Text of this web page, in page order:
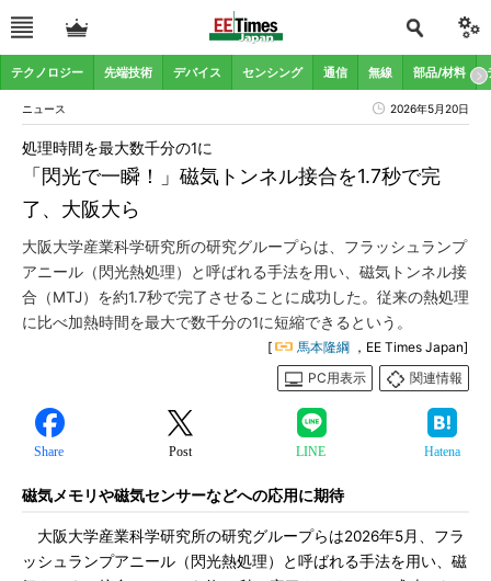
テクノロジー 先端技術 デバイス センシング 通信 無線 部品/材料
ニュース 2026年5月20日
「閃光で一瞬！」磁気トンネル接合を1.7秒で完
了、大阪大ら
処理時間を最大数千分の1に
大阪大学産業科学研究所の研究グループらは、フラッシュランプ
アニール（閃光熱処理）と呼ばれる手法を用い、磁気トンネル接
合（MTJ）を約1.7秒で完了させることに成功した。従来の熱処理
に比べ加熱時間を最大で数千分の1に短縮できるという。
[ 馬本隆綱 ，EE Times Japan]
PC用表示
関連情報
Share Post LINE Hatena
磁気メモリや磁気センサーなどへの応用に期待
大阪大学産業科学研究所の研究グループらは2026年5月、フラ
ッシュランプアニール（閃光熱処理）と呼ばれる手法を用い、磁